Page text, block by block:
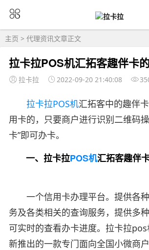
主页 > 代理资讯文章正文
拉卡拉POS机汇拓客趣伴卡
拉卡拉 2022-09-20 21:40:08
拉卡拉POS机汇拓客中的趣伴
用卡的，只要商户进行识别二维码
卡”即可办卡。
一、拉卡拉POS机汇拓客趣伴
一个信用卡办理平台。提供各种
务及各类相关的查询服务，提供多种
可实时的查看办卡进度。拉卡拉
新推出的一款专门面向全国小微商